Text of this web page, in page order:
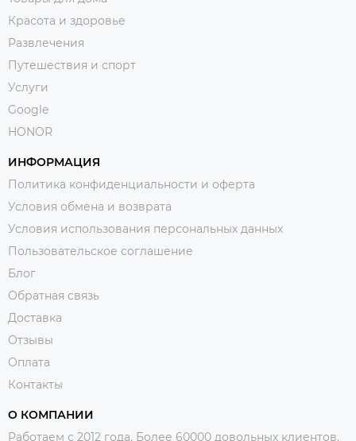
Красота и здоровье
Развлечения
Путешествия и спорт
Услуги
Google
HONOR
ИНФОРМАЦИЯ
Политика конфиденциальности и оферта
Условия обмена и возврата
Условия использования персональных данных
Пользовательское соглашение
Блог
Обратная связь
Доставка
Отзывы
Оплата
Контакты
О КОМПАНИИ
Работаем с 2012 года. Более 60000 довольных клиентов.